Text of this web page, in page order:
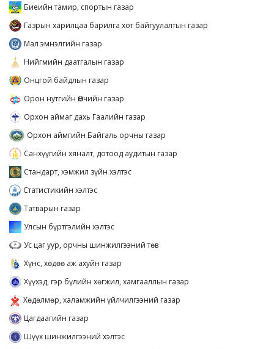
Биеийн тамир, спортын газар
Газрын харилцаа барилга хот байгуулалтын газар
Мал эмнэлгийн газар
Нийгмийн даатгалын газар
Онцгой байдлын газар
Орон нутгийн Өмчийн газар
Орхон аймаг дахь Гаалийн газар
Орхон аймгийн Байгаль орчны газар
Санхүүгийн хяналт, дотоод аудитын газар
Стандарт, хэмжил зүйн хэлтэс
Статистикийн хэлтэс
Татварын газар
Улсын бүртгэлийн хэлтэс
Ус цаг уур, орчны шинжилгээний төв
Хүнс, хөдөө аж ахуйн газар
Хүүхэд, гэр бүлийн хөгжил, хамгааллын газар
Хөдөлмөр, халамжийн үйлчилгээний газар
Цагдаагийн газар
Шүүх шинжилгээний хэлтэс